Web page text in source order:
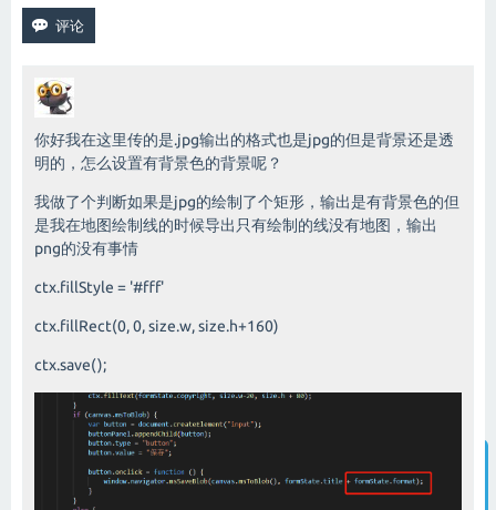
智能客服
你好我在这里传的是.jpg输出的格式也是jpg的但是背景还是透
明的，怎么设置有背景色的背景呢？
我做了个判断如果是jpg的绘制了个矩形，输出是有背景色的但
是我在地图绘制线的时候导出只有绘制的线没有地图，输出
png的没有事情
ctx.fillStyle = '#fff'
ctx.fillRect(0, 0, size.w, size.h+160)
ctx.save();